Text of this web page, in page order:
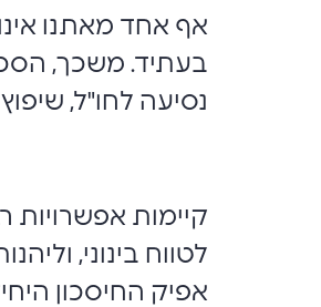
אף אחד מאתנו
בעתיד. משכך,
נסיעה לחו"ל,
קיימות אפשרויות
לטווח בינוני,
אפיק החיסכון